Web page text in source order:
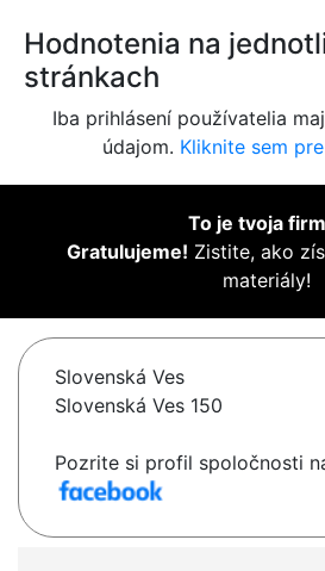
Hodnotenia na
stránkach
Iba prihlásení používatelia
údajom. Kliknite sem
To je tvoja
Gratulujeme! Zistite, ako
materiály!
Slovenská Ves
Slovenská Ves 150
Pozrite si profil spoločnosti